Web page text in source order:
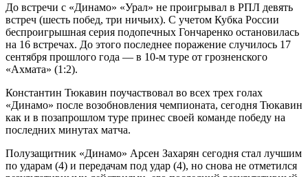
До встречи с «Динамо» «Урал» не проигрывал в РПЛ девять
встреч (шесть побед, три ничьих). С учетом Кубка России
беспроигрышная серия подопечных Гончаренко остановилась
на 16 встречах. До этого последнее поражение случилось 17
сентября прошлого года — в 10-м туре от грозненского
«Ахмата» (1:2).
Константин Тюкавин поучаствовал во всех трех голах
«Динамо» после возобновления чемпионата, сегодня Тюкавин
как и в позапрошлом туре принес своей команде победу на
последних минутах матча.
Полузащитник «Динамо» Арсен Захарян сегодня стал лучшим
по ударам (4) и передачам под удар (4), но снова не отметился